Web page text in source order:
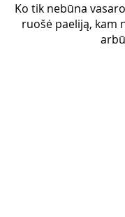
Ko tik nebūna
ruošė paeliją, kam